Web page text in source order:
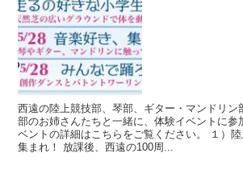
西遠の陸上競技部、琴部、ギター・マンドリン
部のお姉さんたちと一緒に、体験イベントに
ベントの詳細はこちらをご覧ください。 １）陸
集まれ！ 放課後、西遠の100周...